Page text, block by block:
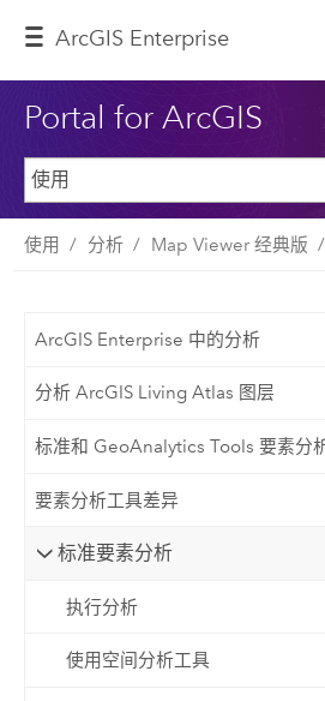
ArcGIS Enterprise
Portal for ArcGIS
使用 分析 Map Viewer 经典版
ArcGIS Enterprise 中的分析
分析 ArcGIS Living Atlas 图层
标准和 GeoAnalytics Tools 要素分
要素分析工具差异
标准要素分析
执行分析
使用空间分析工具